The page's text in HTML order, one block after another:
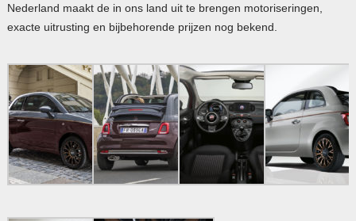
Nederland maakt de in ons land uit te brengen motoriseringen,
exacte uitrusting en bijbehorende prijzen nog bekend.